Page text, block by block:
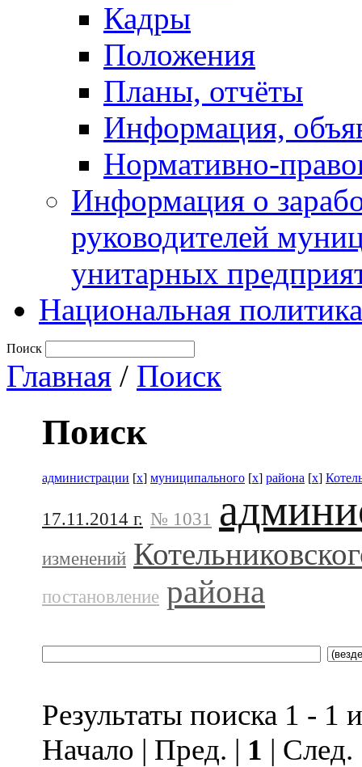
Кадры
Положения
Планы, отчёты
Информация,
Нормативно-
Информация о
руководителей
унитарных
Национальная политика
Поиск
Главная / Поиск
Поиск
администрации [x] муниципального [x] района [x]
17.11.2014 г. № 1031
изменений
постановление района
Результаты поиска 1 - 1
Начало | Пред. | 1 |